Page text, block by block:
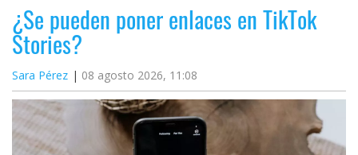
¿Se pueden poner enlaces en TikTok
Stories?
Sara Pérez 08 agosto 2026, 11:08